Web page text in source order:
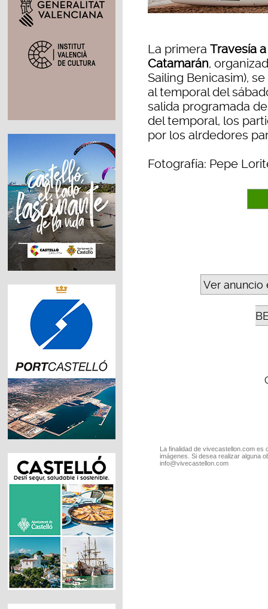
La primera Travesía
Catamarán,
Sailing Benicasim),
al temporal del
salida programada
del temporal, los
por los alrdedores
Fotografía: Pepe
Ver anuncio
La finalidad de vivecastellon.com
imágenes. Si desea realizar alguna
info@vivecastellon.com